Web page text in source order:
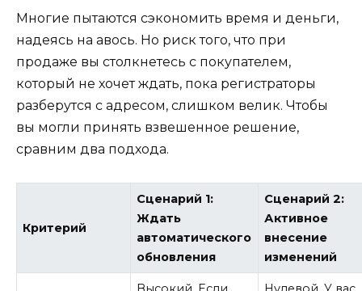
Многие пытаются сэкономить время и деньги,
надеясь на авось. Но риск того, что при
продаже вы столкнетесь с покупателем,
который не хочет ждать, пока регистраторы
разберутся с адресом, слишком велик. Чтобы
вы могли принять взвешенное решение,
сравним два подхода.
Критерий
Сценарий 1:
Ждать
автоматического
обновления
Сценарий 2:
Активное
внесение
изменений